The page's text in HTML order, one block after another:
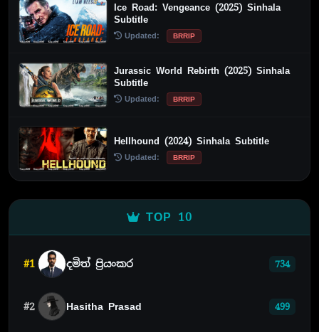
Ice Road: Vengeance (2025) Sinhala
Subtitle
Updated: BRRIP
Jurassic World Rebirth (2025) Sinhala
Subtitle
Updated: BRRIP
Hellhound (2024) Sinhala Subtitle
Updated: BRRIP
TOP 10
#1 දමිත් ප්‍රියංකර 734
#2 Hasitha Prasad 499